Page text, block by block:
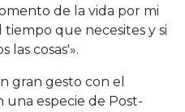
de la vida por mi
tiempo que necesites y si
las cosas'».
gran gesto con el
una especie de Post-